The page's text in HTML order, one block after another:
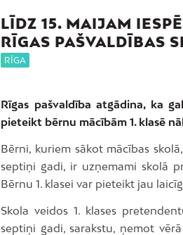
LĪDZ 15. MAIJAM
RĪGAS PAŠVALDĪBAS
RĪGA
Rīgas pašvaldība atgādina, ka
pieteikt bērnu mācībām 1. klasē
Bērni, kuriem sākot mācības
septiņi gadi, ir uzņemami skolā
Bērnu 1. klasei var pieteikt jau
Skola veidos 1. klases
septiņi gadi, sarakstu, ņemot